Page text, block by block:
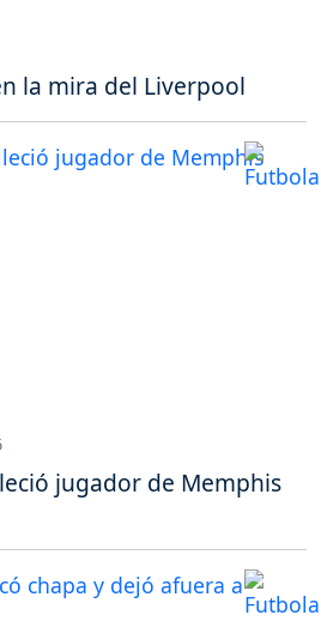
la mira del Liverpool
jugador de Memphis